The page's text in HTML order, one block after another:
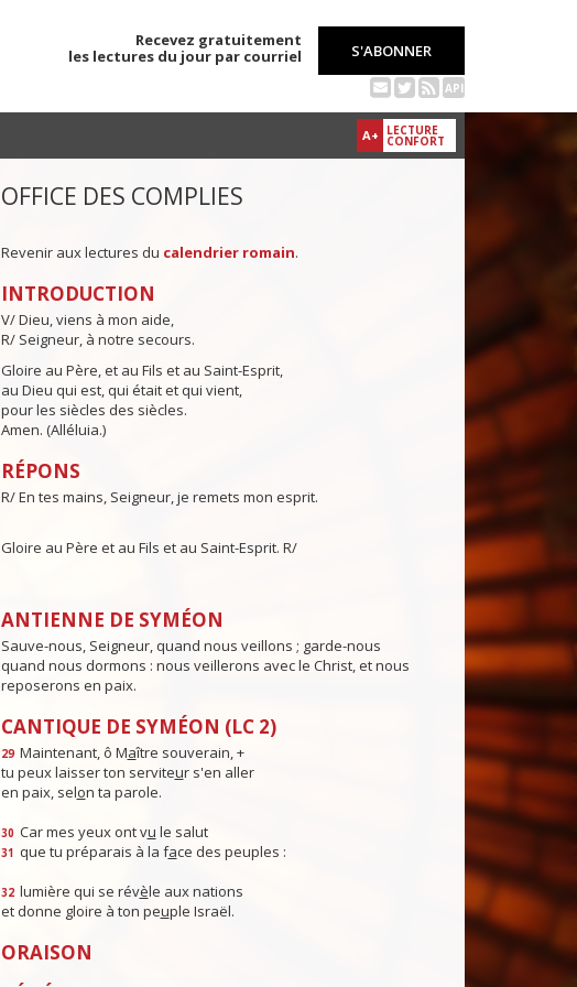
Recevez gratuitement
les lectures du jour par courriel
S'ABONNER
API
A+ LECTURE
CONFORT
OFFICE DES COMPLIES
Revenir aux lectures du calendrier romain.
INTRODUCTION
V/ Dieu, viens à mon aide,
R/ Seigneur, à notre secours.
Gloire au Père, et au Fils et au Saint-Esprit,
au Dieu qui est, qui était et qui vient,
pour les siècles des siècles.
Amen. (Alléluia.)
RÉPONS
R/ En tes mains, Seigneur, je remets mon esprit.
Gloire au Père et au Fils et au Saint-Esprit. R/
ANTIENNE DE SYMÉON
Sauve-nous, Seigneur, quand nous veillons ; garde-nous
quand nous dormons : nous veillerons avec le Christ, et nous
reposerons en paix.
CANTIQUE DE SYMÉON (LC 2)
29 Maintenant, ô Maître souverain, +
tu peux laisser ton serviteur s'en aller
en paix, selon ta parole.
30 Car mes yeux ont vu le salut
31 que tu préparais à la face des peuples :
32 lumière qui se révèle aux nations
et donne gloire à ton peuple Israël.
ORAISON